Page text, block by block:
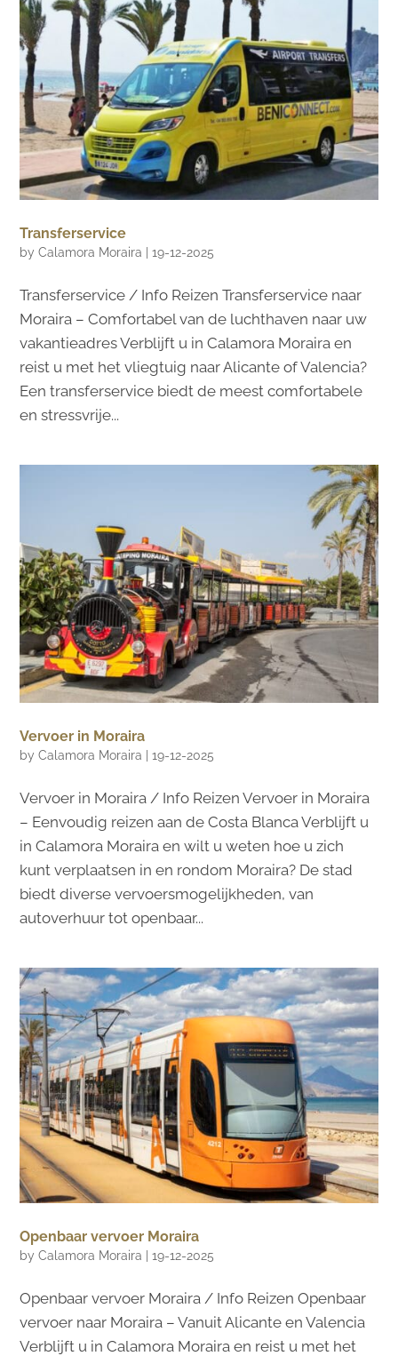
Transferservice
byCalamora Moraira |19-12-2025
Transferservice / Info Reizen Transferservice naar
Moraira – Comfortabel van de luchthaven naar uw
vakantieadres Verblijft u in Calamora Moraira en
reist u met het vliegtuig naar Alicante of Valencia?
Een transferservice biedt de meest comfortabele
en stressvrije...
Vervoer in Moraira
byCalamora Moraira |19-12-2025
Vervoer in Moraira / Info Reizen Vervoer in Moraira
– Eenvoudig reizen aan de Costa Blanca Verblijft u
in Calamora Moraira en wilt u weten hoe u zich
kunt verplaatsen in en rondom Moraira? De stad
biedt diverse vervoersmogelijkheden, van
autoverhuur tot openbaar...
Openbaar vervoer Moraira
byCalamora Moraira |19-12-2025
Openbaar vervoer Moraira / Info Reizen Openbaar
vervoer naar Moraira – Vanuit Alicante en Valencia
Verblijft u in Calamora Moraira en reist u met het